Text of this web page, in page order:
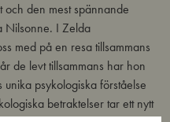
den mest spännande
Nilsonne. I Zelda
med på en resa tillsammans
de levt tillsammans har hon
psykologiska förståelse
betraktelser tar ett nytt